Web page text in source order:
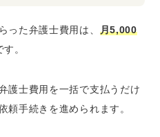
った弁護士費用は、 月5,000
す。
護士費用を一括で支払うだけ
頼手続きを進められます。